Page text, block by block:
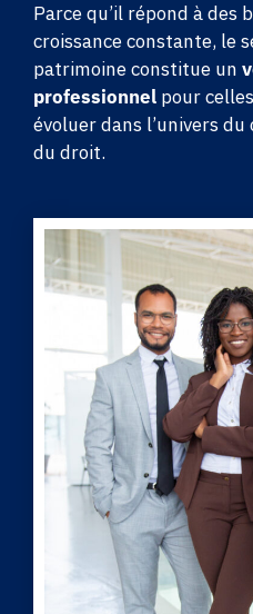
Parce qu’il répond à des
croissance constante, le
patrimoine constitue un
professionnel pour
évoluer dans l’univers
du droit.